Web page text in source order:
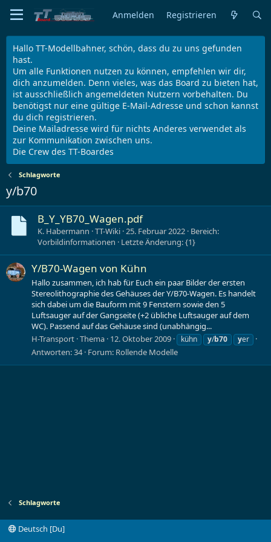
Anmelden Registrieren
Hallo TT-Modellbahner, schön, dass du zu uns gefunden
hast.
Um alle Funktionen nutzen zu können, empfehlen wir dir,
dich anzumelden. Denn vieles, was das Board zu bieten hat,
ist ausschließlich angemeldeten Nutzern vorbehalten. Du
benötigst nur eine gültige E-Mail-Adresse und schon kannst
du dich registrieren.
Deine Mailadresse wird für nichts Anderes verwendet als
zur Kommunikation zwischen uns.
Die Crew des TT-Boardes
Schlagworte
y/b70
B_Y_YB70_Wagen.pdf
K. Habermann TT-Wiki 25. Februar 2022 Bereich:
Vorbildinformationen
Letzte Änderung: {1}
Y/B70-Wagen von Kühn
Hallo zusammen, ich hab für Euch ein paar Bilder der ersten
Stereolithographie des Gehäuses der Y/B70-Wagen. Es handelt
sich dabei um die Bauform mit 9 Fenstern sowie den 5
Luftsauger auf der Gangseite (+2 übliche Luftsauger auf dem
WC). Passend auf das Gehäuse sind (unabhängig...
H-Transport Thema 12. Oktober 2009 kühn y/b70 yer
Antworten: 34 Forum: Rollende Modelle
Schlagworte
Deutsch [Du]